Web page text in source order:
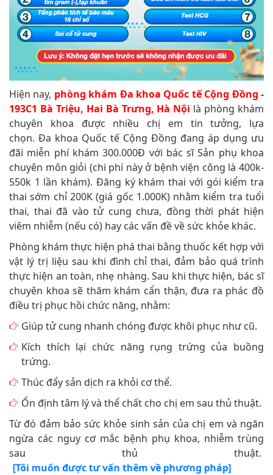
Hiện nay, phòng khám Đa khoa Quốc tế Cộng Đồng -
193C1 Bà Triệu, Hai Bà Trưng, Hà Nội là phòng khám
chuyên khoa được nhiều chị em tin tưởng, lựa
chọn. Đa khoa Quốc tế Cộng Đồng đang áp dụng ưu
đãi miễn phí khám 300.000Đ với bác sĩ Sản phụ khoa
chuyên môn giỏi (chi phí này ở bệnh viện công là 400k-
550k 1 lần khám). Đăng ký khám thai với gói kiểm tra
thai sớm chỉ 200K (giá gốc 1.000K) nhằm kiểm tra tuổi
thai, thai đã vào tử cung chưa, đồng thời phát hiện
viêm nhiễm (nếu có) hay các vấn đề về sức khỏe khác.
Phòng khám thực hiện phá thai bằng thuốc kết hợp với
vật lý trị liệu sau khi đình chỉ thai, đảm bảo quá trình
thực hiện an toàn, nhẹ nhàng. Sau khi thực hiện, bác sĩ
chuyên khoa sẽ thăm khám cẩn thận, đưa ra phác đồ
điều trị phục hồi chức năng, nhằm:
Giúp tử cung nhanh chóng được khôi phục như cũ.
Kích thích lại chức năng rụng trứng của buồng
trứng.
Thúc đẩy sản dịch ra khỏi cơ thể.
Ổn định tâm lý và thể chất cho chị em sau thủ thuật.
Từ đó đảm bảo sức khỏe sinh sản của chị em và ngăn
ngừa các nguy cơ mắc bệnh phụ khoa, nhiễm trùng
sau thủ thuật.
[Tôi muốn được tư vấn thêm về phương pháp]